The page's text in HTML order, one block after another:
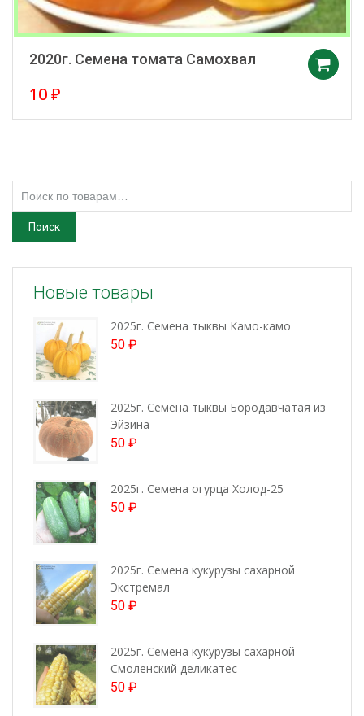
2020г. Семена томата Самохвал
10₽
Искать:
Поиск
Новые товары
2025г. Семена тыквы Камо-камо
50 ₽
2025г. Семена тыквы Бородавчатая из
Эйзина
50 ₽
2025г. Семена огурца Холод-25
50 ₽
2025г. Семена кукурузы сахарной
Экстремал
50 ₽
2025г. Семена кукурузы сахарной
Смоленский деликатес
50 ₽